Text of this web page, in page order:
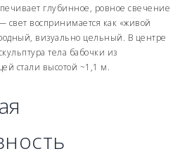
глубинное, ровное свечение
воспринимается как «живой
визуально цельный. В центре
тела бабочки из
стали высотой ~1,1 м.